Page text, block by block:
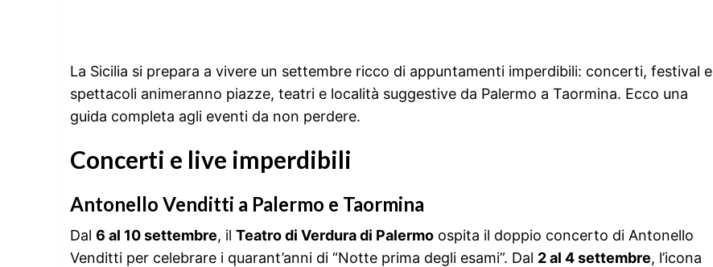
La Sicilia si prepara a vivere un settembre ricco di appuntamenti imperdibili: concerti, festival e
spettacoli animeranno piazze, teatri e località suggestive da Palermo a Taormina. Ecco una
guida completa agli eventi da non perdere.
Concerti e live imperdibili
Antonello Venditti a Palermo e Taormina
Dal 6 al 10 settembre, il Teatro di Verdura di Palermo ospita il doppio concerto di Antonello
Venditti per celebrare i quarant’anni di “Notte prima degli esami”. Dal 2 al 4 settembre, l’icona